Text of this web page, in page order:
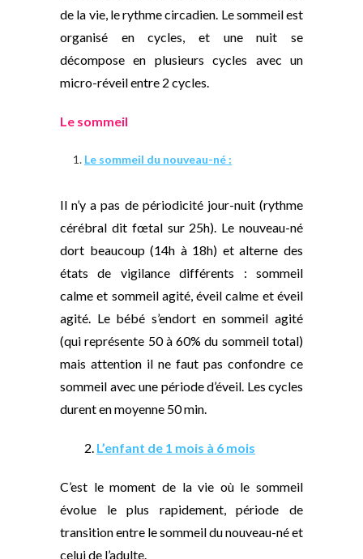
de la vie, le rythme circadien. Le sommeil est
organisé en cycles, et une nuit se
décompose en plusieurs cycles avec un
micro-réveil entre 2 cycles.
Le sommeil
Le sommeil du nouveau-né :
Il n’y a pas de périodicité jour-nuit (rythme
cérébral dit fœtal sur 25h). Le nouveau-né
dort beaucoup (14h à 18h) et alterne des
états de vigilance différents : sommeil
calme et sommeil agité, éveil calme et éveil
agité. Le bébé s’endort en sommeil agité
(qui représente 50 à 60% du sommeil total)
mais attention il ne faut pas confondre ce
sommeil avec une période d’éveil. Les cycles
durent en moyenne 50 min.
2. L’enfant de 1 mois à 6 mois
C’est le moment de la vie où le sommeil
évolue le plus rapidement, période de
transition entre le sommeil du nouveau-né et
celui de l’adulte.